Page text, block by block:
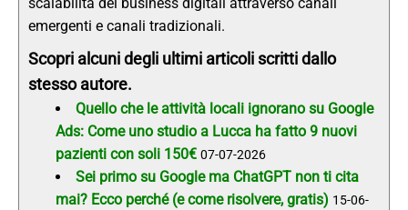
scalabilità dei business digitali attraverso canali
emergenti e canali tradizionali.
Scopri alcuni degli ultimi articoli scritti dallo
stesso autore.
Quello che le attività locali ignorano su Google
Ads: Come uno studio a Lucca ha fatto 9 nuovi
pazienti con soli 150€ 07-07-2026
Sei primo su Google ma ChatGPT non ti cita
mai? Ecco perché (e come risolvere, gratis) 15-06-